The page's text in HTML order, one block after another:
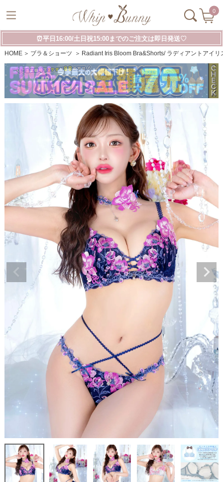
0
⏰平日16:00/土日祝15:00までのご注文は即日発送♡
HOME ブラ＆ショーツ Radiant Iris Bloom Bra&Shorts/ ラディアントアイ